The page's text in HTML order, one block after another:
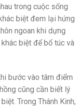
trong cuộc sống
biệt đem lại hứng
ngoan khi dựng
biệt để bổ túc và
bước vào tâm điểm
cũng cần biết lý
Trong Thánh Kinh,